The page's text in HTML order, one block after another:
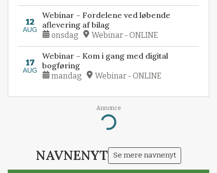
12
AUG
Webinar – Fordelene ved løbende
aflevering af bilag
onsdag Webinar - ONLINE
17
AUG
Webinar – Kom i gang med digital
bogføring
mandag Webinar - ONLINE
Annonce
Loading...
NAVNENYT Se mere navnenyt